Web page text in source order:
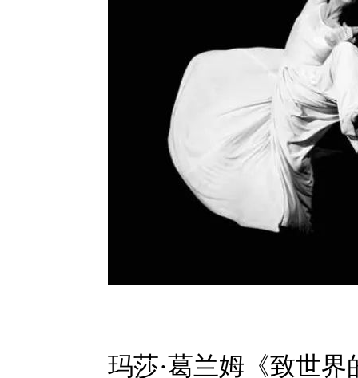
玛莎·葛兰姆《致世